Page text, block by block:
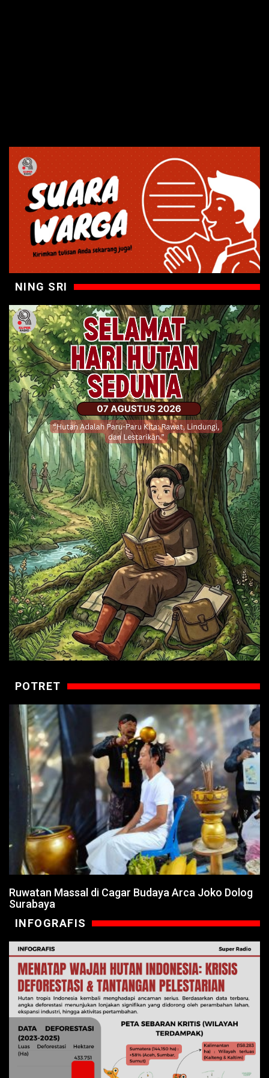
NING SRI
POTRET
Ruwatan Massal di Cagar Budaya Arca Joko Dolog
Surabaya
INFOGRAFIS